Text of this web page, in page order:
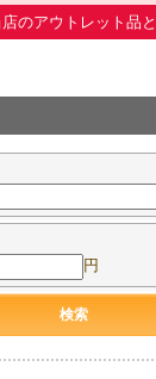
のアウトレット品
円